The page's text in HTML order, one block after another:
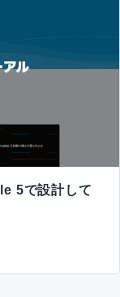
5で設計して